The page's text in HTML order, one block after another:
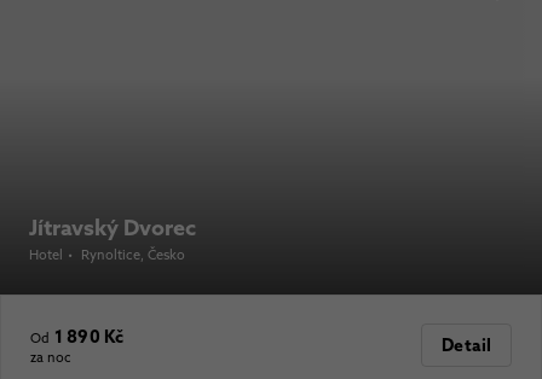
Jítravský Dvorec
Hotel • Rynoltice, Česko
Od 1 890 Kč
za noc
Detail